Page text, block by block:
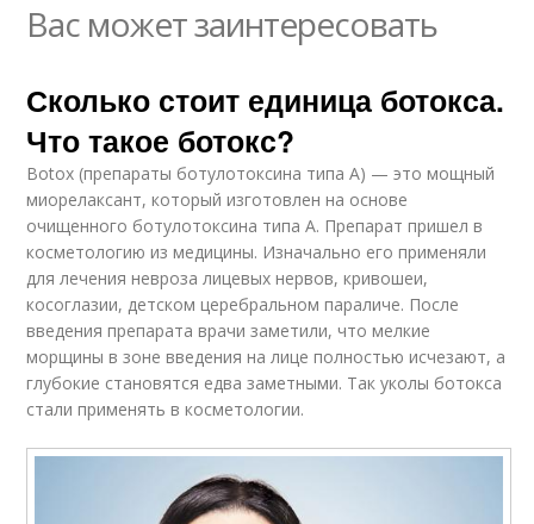
Вас может заинтересовать
Сколько стоит единица ботокса.
Что такое ботокс?
Botox (препараты ботулотоксина типа А) — это мощный
миорелаксант, который изготовлен на основе
очищенного ботулотоксина типа А. Препарат пришел в
косметологию из медицины. Изначально его применяли
для лечения невроза лицевых нервов, кривошеи,
косоглазии, детском церебральном параличе. После
введения препарата врачи заметили, что мелкие
морщины в зоне введения на лице полностью исчезают, а
глубокие становятся едва заметными. Так уколы ботокса
стали применять в косметологии.